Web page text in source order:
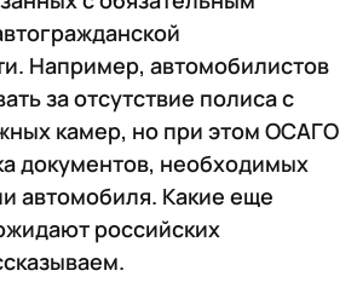
Например, автомобилистов
за отсутствие полиса с
камер, но при этом ОСАГО
документов, необходимых
автомобиля. Какие еще
российских